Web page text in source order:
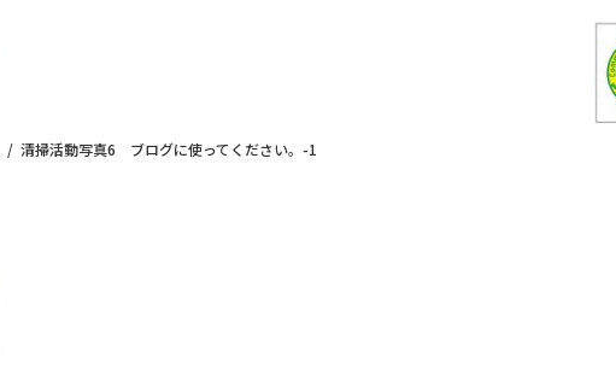
清掃活動写真6 ブログに使ってください。-1